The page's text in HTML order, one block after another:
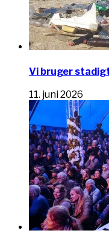
Vi bruger
11. juni 2026